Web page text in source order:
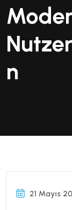
N
21 Mayıs